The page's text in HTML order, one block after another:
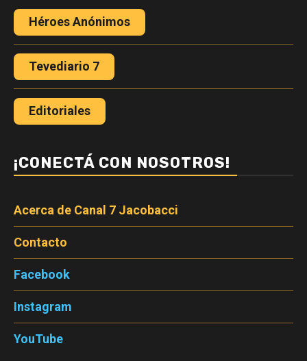
Héroes Anónimos
Tevediario 7
Editoriales
¡CONECTÁ CON NOSOTROS!
Acerca de Canal 7 Jacobacci
Contacto
Facebook
Instagram
YouTube